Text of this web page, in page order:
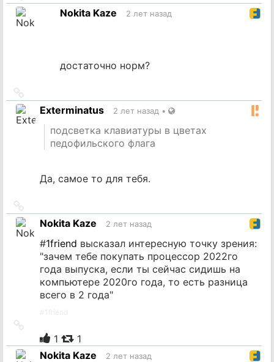
на
источникNokita Kaze 2 лет назад
достаточно норм?
на
источник
Exterminatus 2 лет назад •
подсветка клавиатуры в цветах
педофильского флага
Да, самое то для тебя.
на
источник
Nokita Kaze 2 лет назад
#1friend высказал интересную точку зрения:
"зачем тебе покупать процессор 2022го
года выпуска, если ты сейчас сидишь на
компьютере 2020го года, то есть разница
всего в 2 года"
источник
1
1
Nokita Kaze
2 лет назад